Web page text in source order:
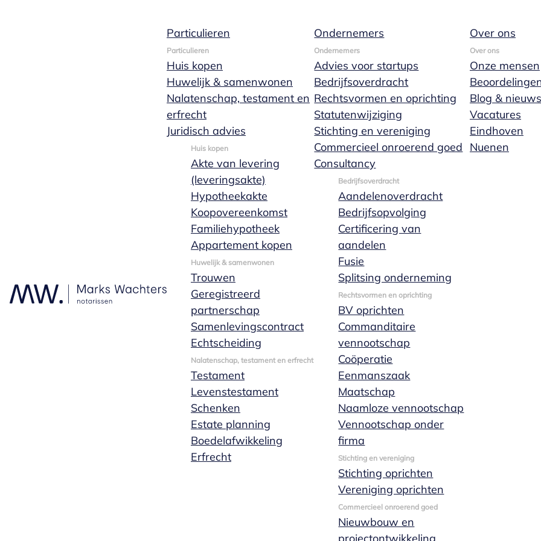
Particulieren
Particulieren
Huis kopen
Huwelijk & samenwonen
Nalatenschap, testament en
erfrecht
Juridisch advies
Huis kopen
Akte van levering
(leveringsakte)
Hypotheekakte
Koopovereenkomst
Familiehypotheek
Appartement kopen
Huwelijk & samenwonen
Trouwen
Geregistreerd
partnerschap
Samenlevingscontract
Echtscheiding
Nalatenschap, testament en erfrecht
Testament
Levenstestament
Schenken
Estate planning
Boedelafwikkeling
Erfrecht
Ondernemers
Ondernemers
Advies voor startups
Bedrijfsoverdracht
Rechtsvormen en oprichting
Statutenwijziging
Stichting en vereniging
Commercieel onroerend goed
Consultancy
Bedrijfsoverdracht
Aandelenoverdracht
Bedrijfsopvolging
Certificering van
aandelen
Fusie
Splitsing onderneming
Rechtsvormen en oprichting
BV oprichten
Commanditaire
vennootschap
Coöperatie
Eenmanszaak
Maatschap
Naamloze vennootschap
Vennootschap onder
firma
Stichting en vereniging
Stichting oprichten
Vereniging oprichten
Commercieel onroerend goed
Nieuwbouw en
Over ons
Over ons
Onze mensen
Blog & nieuws
Vacatures
Eindhoven
Nuenen
Blog & nieuws
Op deze pagina vind je de meest recente nieuwsberichten en actualiteiten over Marks Wachters